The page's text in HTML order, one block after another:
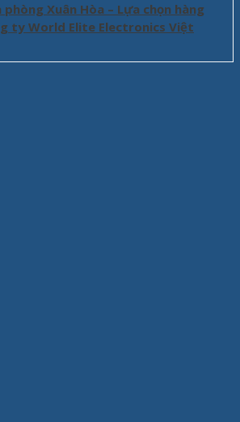
Xuân Hòa – Lựa chọn hàng
ty World Elite Electronics Việt